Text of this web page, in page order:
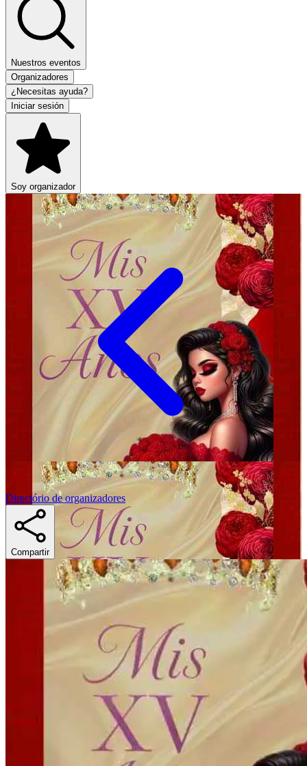
Nuestros eventos
Organizadores
¿Necesitas ayuda?
Iniciar sesión
Soy organizador
Directório de organizadores
Compartir